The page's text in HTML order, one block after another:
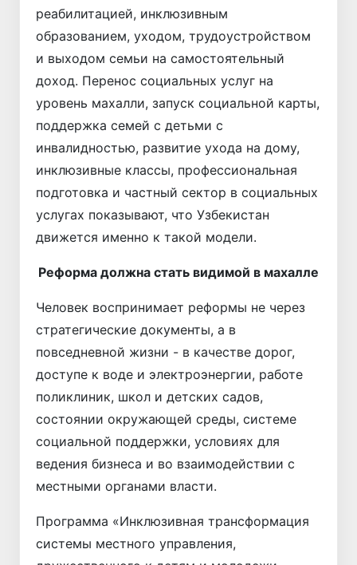
реабилитацией, инклюзивным
образованием, уходом, трудоустройством
и выходом семьи на самостоятельный
доход. Перенос социальных услуг на
уровень махалли, запуск социальной карты,
поддержка семей с детьми с
инвалидностью, развитие ухода на дому,
инклюзивные классы, профессиональная
подготовка и частный сектор в социальных
услугах показывают, что Узбекистан
движется именно к такой модели.
Реформа должна стать видимой в махалле
Человек воспринимает реформы не через
стратегические документы, а в
повседневной жизни - в качестве дорог,
доступе к воде и электроэнергии, работе
поликлиник, школ и детских садов,
состоянии окружающей среды, системе
социальной поддержки, условиях для
ведения бизнеса и во взаимодействии с
местными органами власти.
Программа «Инклюзивная трансформация
системы местного управления,